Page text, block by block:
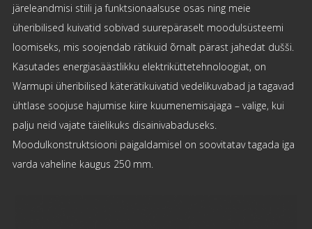
järeleandmisi stiili ja funktsionaalsuse osas ning meie
üheribilised kuivatid sobivad suurepäraselt moodulsüsteemi
loomiseks, mis soojendab rätikuid õrnalt pärast jahedat dušši.
Kasutades energiasäästlikku elektriküttetehnoloogiat, on
Warmupi üheribilised käterätikuivatid vedelikuvabad ja tagavad
ühtlase soojuse hajumise kiire kuumenemisajaga – valige, kui
palju neid vajate täielikuks disainivabaduseks.
Moodulkonstruktsiooni paigaldamisel on soovitatav tagada iga
varda vaheline kaugus 250 mm.